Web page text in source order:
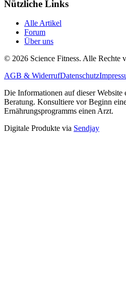
Nützliche Links
Alle Artikel
Forum
Über uns
© 2026 Science Fitness. Alle Rechte
AGB & WiderrufDatenschutz
Die Informationen auf dieser Website
Beratung. Konsultiere vor Beginn
Ernährungsprogramms einen Arzt.
Digitale Produkte via Sendjay